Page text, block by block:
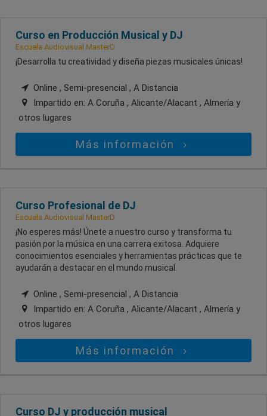
Curso en Producción Musical y DJ
Escuela Audiovisual MasterD
¡Desarrolla tu creatividad y diseña piezas musicales únicas!
Online , Semi-presencial , A Distancia
Impartido en: A Coruña , Alicante/Alacant , Almería y
otros lugares
Más información
Curso Profesional de DJ
Escuela Audiovisual MasterD
¡No esperes más! Únete a nuestro curso y transforma tu
pasión por la música en una carrera exitosa. Adquiere
conocimientos esenciales y herramientas prácticas que te
ayudarán a destacar en el mundo musical.
Online , Semi-presencial , A Distancia
Impartido en: A Coruña , Alicante/Alacant , Almería y
otros lugares
Más información
Curso DJ y producción musical